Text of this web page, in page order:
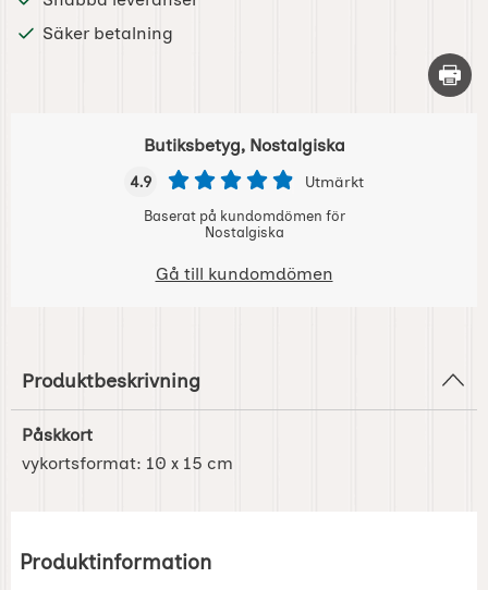
Säker betalning
Skriv
Butiksbetyg, Nostalgiska
4.9 Utmärkt
Baserat på kundomdömen för
Nostalgiska
Gå till kundomdömen
Produktbeskrivning
Påskkort
vykortsformat: 10 x 15 cm
Produktinformation